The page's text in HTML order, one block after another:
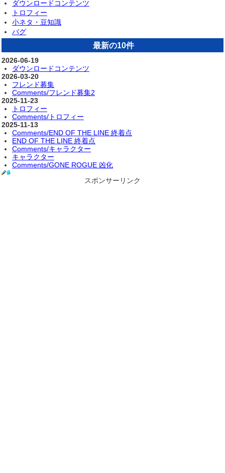
ダウンロードコンテンツ
トロフィー
小ネタ・豆知識
バグ
最新の10件
2026-06-19
ダウンロードコンテンツ
2026-03-20
フレンド募集
Comments/フレンド募集2
2025-11-23
トロフィー
Comments/トロフィー
2025-11-13
Comments/END OF THE LINE 終着点
END OF THE LINE 終着点
Comments/キャラクター
キャラクター
Comments/GONE ROGUE 凶化
スポンサーリンク